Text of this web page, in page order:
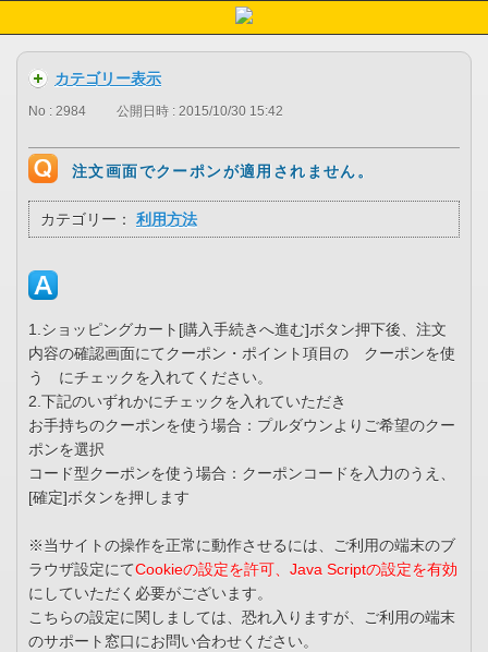
カテゴリー表示
No : 2984 公開日時 : 2015/10/30 15:42
注文画面でクーポンが適用されません。
カテゴリー： 利用方法
1.ショッピングカート[購入手続きへ進む]ボタン押下後、注文
内容の確認画面にてクーポン・ポイント項目の クーポンを使
う にチェックを入れてください。
2.下記のいずれかにチェックを入れていただき
お手持ちのクーポンを使う場合：プルダウンよりご希望のクー
ポンを選択
コード型クーポンを使う場合：クーポンコードを入力のうえ、
[確定]ボタンを押します
※当サイトの操作を正常に動作させるには、ご利用の端末のブ
ラウザ設定にてCookieの設定を許可、Java Scriptの設定を有効
にしていただく必要がございます。
こちらの設定に関しましては、恐れ入りますが、ご利用の端末
のサポート窓口にお問い合わせください。